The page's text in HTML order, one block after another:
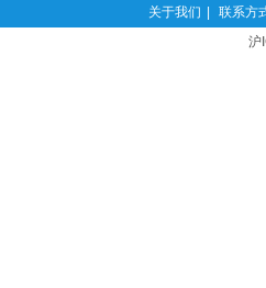
关于我们
联系方
沪